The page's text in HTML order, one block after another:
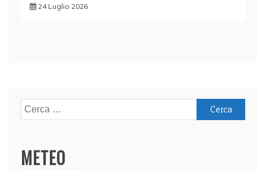
24 Luglio 2026
Ricerca
per:
METEO